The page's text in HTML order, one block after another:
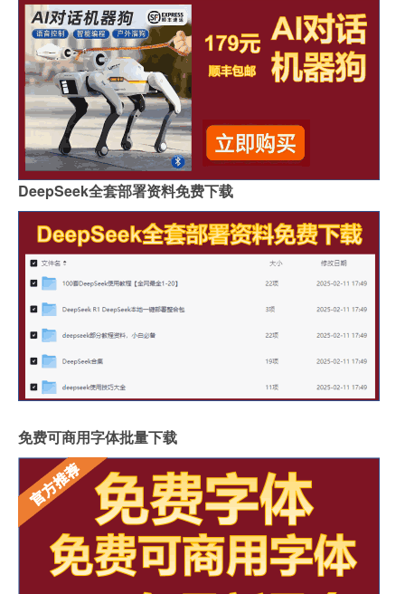
DeepSeek全套部署资料免费下载
免费可商用字体批量下载